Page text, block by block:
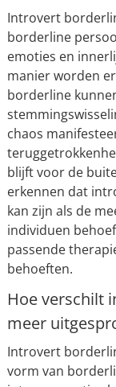
Introvert
borderline
emoties en
manier worden
borderline
chaos
blijft voor de
erkennen dat
kan zijn als de
individuen
passende
behoeften.
Hoe verschilt
meer
Introvert
vorm van